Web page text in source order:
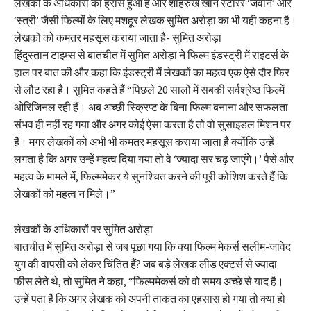
लेखकों के अधिकारों का ह्रास हुआ है और शाहरुख खान स्टारर ‘जवान’ और
‘स्त्री’ जैसी फिल्मों के लिए मशहूर लेखक सुमित अरोड़ा का भी यही कहना है।
लेखकों को कमतर महसूस कराया जाता है- सुमित अरोड़ा
हिंदुस्तान टाइम्स से बातचीत में सुमित अरोड़ा ने फिल्म इंडस्ट्री में राइटर्स के
हाल पर बात की और कहा कि इंडस्ट्री में लेखकों का महत्व एक ऐसे दौर फिर
से लौट रहा है। सुमित कहते हैं “पिछले 20 सालों में सबकी सर्वश्रेष्ठ फिल्में
ओरिजिनल रही हैं। अब अच्छी स्क्रिप्ट के बिना फिल्म बनाना और सफलता
संभव ही नहीं रह गया और अगर कोई ऐसा करता है तो वो सुसाइडल मिशन पर
है। मगर लेखकों को अभी भी कमतर महसूस कराया जाता है क्योंकि उन्हें
लगता है कि अगर उन्हें महत्व दिया गया तो वे ‘ज्यादा सर चढ़ जाएंगे।’ पैसे और
महत्व के मामले में, फिल्ममेकर ये सुनश्चित करने की पूरी कोशिश करते हैं कि
लेखकों को महत्व न मिले।”
लेखकों के अधिकारों पर सुमित अरोड़ा
बातचीत में सुमित अरोड़ा से जब पूछा गया कि क्या फिल्म मेकर्स सलीम-जावेद
युग की वापसी को लेकर चिंतित हैं? जब बड़े लेखक लीड एक्टर्स से ज्यादा
फीस लेते थे, तो सुमित ने कहा, “फिल्ममेकर्स को वो समय अच्छे से याद है।
उन्हें पता है कि अगर लेखक को अपनी ताकत का एहसास हो गया तो क्या हो